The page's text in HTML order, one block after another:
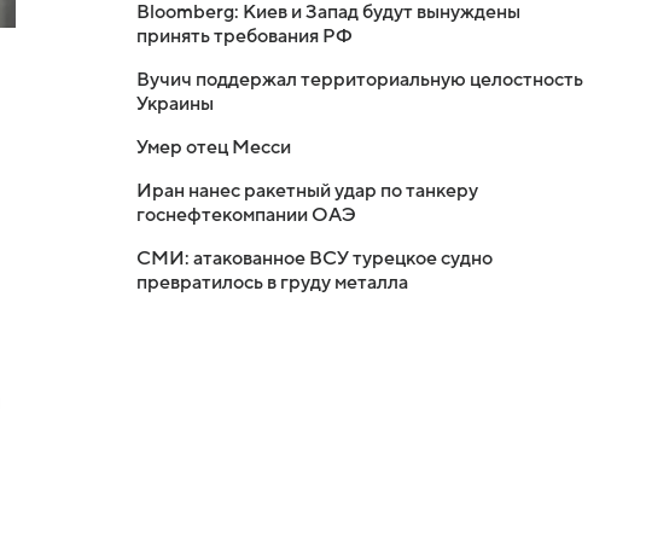
Bloomberg: Киев и Запад будут вынуждены
принять требования РФ
Вучич поддержал территориальную целостность
Украины
Умер отец Месси
Иран нанес ракетный удар по танкеру
госнефтекомпании ОАЭ
СМИ: атакованное ВСУ турецкое судно
превратилось в груду металла